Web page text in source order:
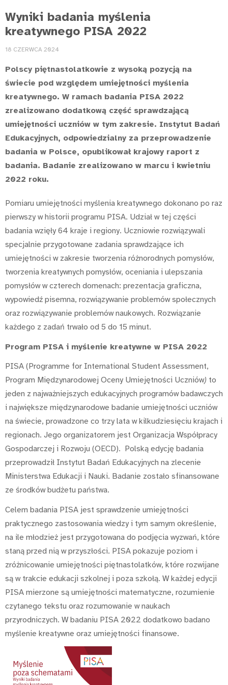
Wyniki badania myślenia
kreatywnego PISA 2022
18 CZERWCA 2024
Polscy piętnastolatkowie z wysoką pozycją na
świecie pod względem umiejętności myślenia
kreatywnego. W ramach badania PISA 2022
zrealizowano dodatkową część sprawdzającą
umiejętności uczniów w tym zakresie. Instytut Badań
Edukacyjnych, odpowiedzialny za przeprowadzenie
badania w Polsce, opublikował krajowy raport z
badania. Badanie zrealizowano w marcu i kwietniu
2022 roku.
Pomiaru umiejętności myślenia kreatywnego dokonano po raz
pierwszy w historii programu PISA. Udział w tej części
badania wzięły 64 kraje i regiony. Uczniowie rozwiązywali
specjalnie przygotowane zadania sprawdzające ich
umiejętności w zakresie tworzenia różnorodnych pomysłów,
tworzenia kreatywnych pomysłów, oceniania i ulepszania
pomysłów w czterech domenach: prezentacja graficzna,
wypowiedź pisemna, rozwiązywanie problemów społecznych
oraz rozwiązywanie problemów naukowych. Rozwiązanie
każdego z zadań trwało od 5 do 15 minut.
Program PISA i myślenie kreatywne w PISA 2022
PISA (Programme for International Student Assessment,
Program Międzynarodowej Oceny Umiejętności Uczniów) to
jeden z najważniejszych edukacyjnych programów badawczych
i największe międzynarodowe badanie umiejętności uczniów
na świecie, prowadzone co trzy lata w kilkudziesięciu krajach i
regionach. Jego organizatorem jest Organizacja Współpracy
Gospodarczej i Rozwoju (OECD). Polską edycję badania
przeprowadził Instytut Badań Edukacyjnych na zlecenie
Ministerstwa Edukacji i Nauki. Badanie zostało sfinansowane
ze środków budżetu państwa.
Celem badania PISA jest sprawdzenie umiejętności
praktycznego zastosowania wiedzy i tym samym określenie,
na ile młodzież jest przygotowana do podjęcia wyzwań, które
staną przed nią w przyszłości. PISA pokazuje poziom i
zróżnicowanie umiejętności piętnastolatków, które rozwijane
są w trakcie edukacji szkolnej i poza szkołą. W każdej edycji
PISA mierzone są umiejętności matematyczne, rozumienie
czytanego tekstu oraz rozumowanie w naukach
przyrodniczych. W badaniu PISA 2022 dodatkowo badano
myślenie kreatywne oraz umiejętności finansowe.